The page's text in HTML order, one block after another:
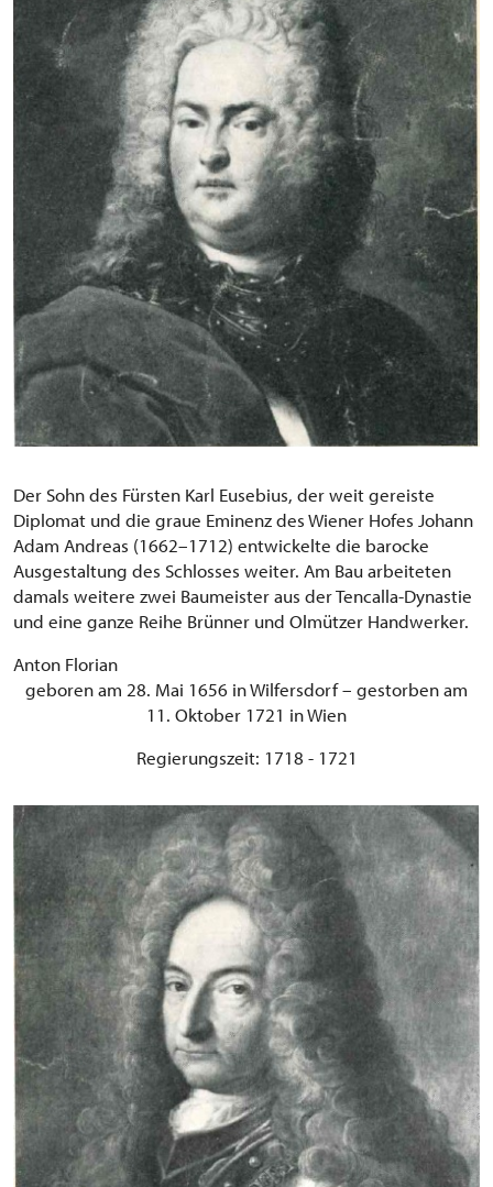
Der Sohn des Fürsten Karl Eusebius, der weit gereiste
Diplomat und die graue Eminenz des Wiener Hofes Johann
Adam Andreas (1662–1712) entwickelte die barocke
Ausgestaltung des Schlosses weiter. Am Bau arbeiteten
damals weitere zwei Baumeister aus der Tencalla-Dynastie
und eine ganze Reihe Brünner und Olmützer Handwerker.
Anton Florian
geboren am 28. Mai 1656 in Wilfersdorf – gestorben am
11. Oktober 1721 in Wien
Regierungszeit: 1718 - 1721